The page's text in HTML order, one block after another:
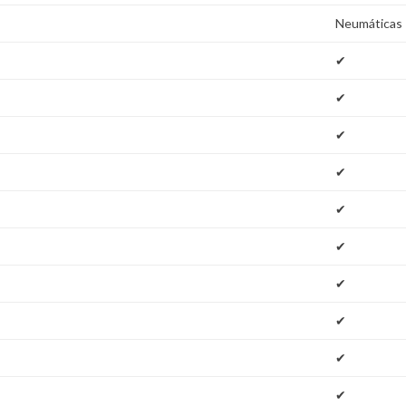
Neumáticas
✔
✔
✔
✔
✔
✔
✔
✔
✔
✔